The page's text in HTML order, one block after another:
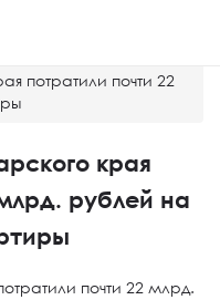
потратили почти 22
края
рублей на